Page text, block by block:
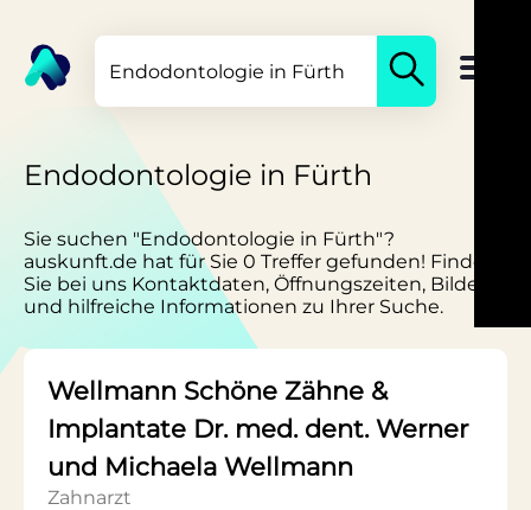
Endodontologie in Fürth
Sie suchen "Endodontologie in Fürth"?
auskunft.de hat für Sie 0 Treffer gefunden! Finden
Sie bei uns Kontaktdaten, Öffnungszeiten, Bilder
und hilfreiche Informationen zu Ihrer Suche.
Wellmann Schöne Zähne &
Implantate Dr. med. dent. Werner
und Michaela Wellmann
Zahnarzt